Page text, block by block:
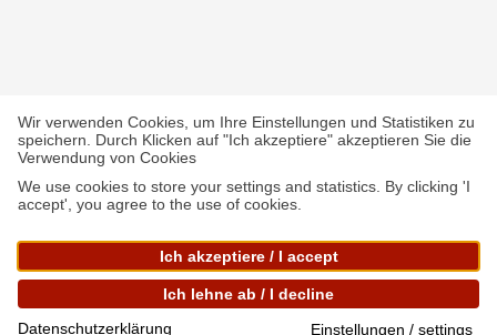
Wir verwenden Cookies, um Ihre Einstellungen und Statistiken zu
speichern. Durch Klicken auf "Ich akzeptiere" akzeptieren Sie die
Verwendung von Cookies
We use cookies to store your settings and statistics. By clicking 'I
accept', you agree to the use of cookies.
Ich akzeptiere / I accept
Ich lehne ab / I decline
Datenschutzerklärung
Einstellungen / settings
English Deutsch(German